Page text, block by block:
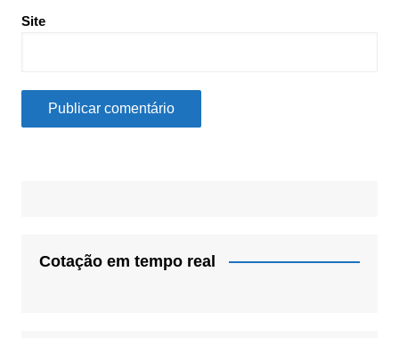
Site
Cotação em tempo real